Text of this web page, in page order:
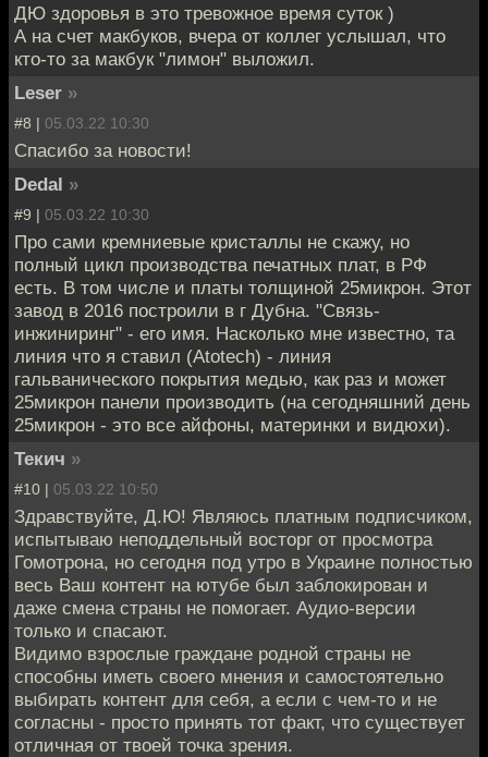
ДЮ здоровья в это тревожное время суток )
А на счет макбуков, вчера от коллег услышал, что
кто-то за макбук "лимон" выложил.
Leser »
#8 | 05.03.22 10:30
Спасибо за новости!
Dedal »
#9 | 05.03.22 10:30
Про сами кремниевые кристаллы не скажу, но
полный цикл производства печатных плат, в РФ
есть. В том числе и платы толщиной 25микрон. Этот
завод в 2016 построили в г Дубна. "Связь-
инжиниринг" - его имя. Насколько мне известно, та
линия что я ставил (Atotech) - линия
гальванического покрытия медью, как раз и может
25микрон панели производить (на сегодняшний день
25микрон - это все айфоны, материнки и видюхи).
Текич »
#10 | 05.03.22 10:50
Здравствуйте, Д.Ю! Являюсь платным подписчиком,
испытываю неподдельный восторг от просмотра
Гомотрона, но сегодня под утро в Украине полностью
весь Ваш контент на ютубе был заблокирован и
даже смена страны не помогает. Аудио-версии
только и спасают.
Видимо взрослые граждане родной страны не
способны иметь своего мнения и самостоятельно
выбирать контент для себя, а если с чем-то и не
согласны - просто принять тот факт, что существует
отличная от твоей точка зрения.